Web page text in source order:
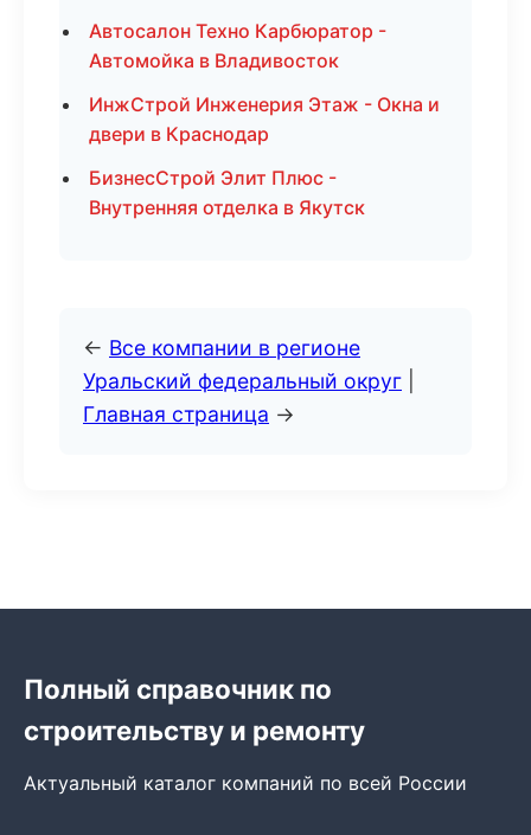
Автосалон Техно Карбюратор -
Автомойка в Владивосток
ИнжСтрой Инженерия Этаж - Окна и
двери в Краснодар
БизнесСтрой Элит Плюс -
Внутренняя отделка в Якутск
← Все компании в регионе
Уральский федеральный округ
Главная страница →
Полный справочник по
строительству и ремонту
Актуальный каталог компаний по всей России